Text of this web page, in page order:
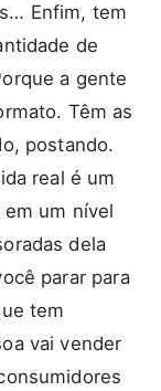
Enfim, tem
de
a gente
Têm as
postando.
real é um
um nível
dela
parar para
tem
vai vender